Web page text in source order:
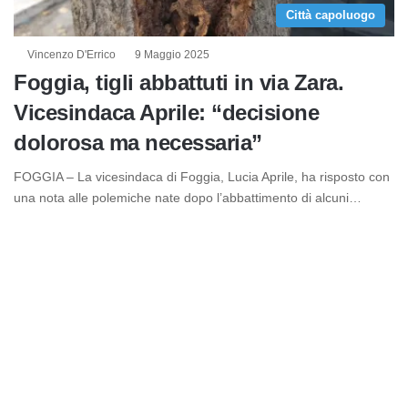
Città capoluogo
Vincenzo D'Errico 9 Maggio 2025
Foggia, tigli abbattuti in via Zara.
Vicesindaca Aprile: “decisione
dolorosa ma necessaria”
FOGGIA – La vicesindaca di Foggia, Lucia Aprile, ha risposto con
una nota alle polemiche nate dopo l’abbattimento di alcuni…